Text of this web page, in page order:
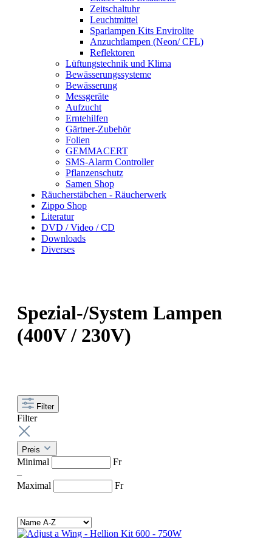
Zeitschaltuhr
Leuchtmittel
Sparlampen Kits Envirolite
Anzuchtlampen (Neon/ CFL)
Reflektoren
Lüftungstechnik und Klima
Bewässerungssysteme
Bewässerung
Messgeräte
Aufzucht
Erntehilfen
Gärtner-Zubehör
Folien
GEMMACERT
SMS-Alarm Controller
Pflanzenschutz
Samen Shop
Räucherstäbchen - Räucherwerk
Zippo Shop
Literatur
DVD / Video / CD
Downloads
Diverses
Spezial-/System Lampen
(400V / 230V)
Filter
Filter
Preis
Minimal
Fr
–
Maximal
Fr